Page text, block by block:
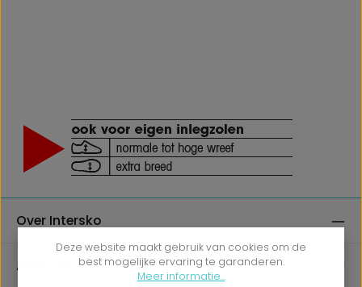
Over Intersko
Alles over bestellen bij Intersko
Deze website maakt gebruik van cookies om de
best mogelijke ervaring te garanderen.
Meer informatie...